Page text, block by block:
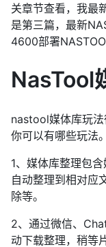
关章节查看，我最
是第三篇，最新
4600部署
NasTool
nastool媒体库玩
你可以有哪些玩法。
1、媒体库整理包
自动整理到相对应
除等。
2、通过微信、
动下载整理，稍等